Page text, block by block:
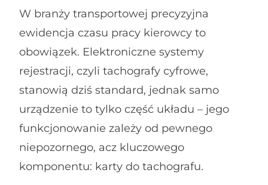
W branży transportowej precyzyjna
ewidencja czasu pracy kierowcy to
obowiązek. Elektroniczne systemy
rejestracji, czyli tachografy cyfrowe,
stanowią dziś standard, jednak samo
urządzenie to tylko część układu – jego
funkcjonowanie zależy od pewnego
niepozornego, acz kluczowego
komponentu: karty do tachografu.